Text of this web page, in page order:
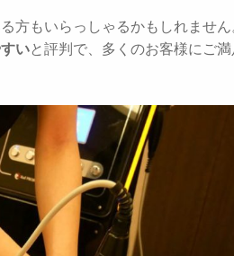
方もいらっしゃるかもしれませ
いと評判で、多くのお客様にご